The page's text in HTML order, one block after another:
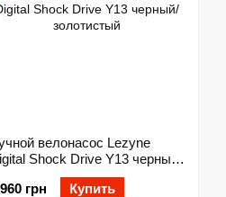
велонасос Lezyne
Shock Drive Y13 черный/
грн
Купить